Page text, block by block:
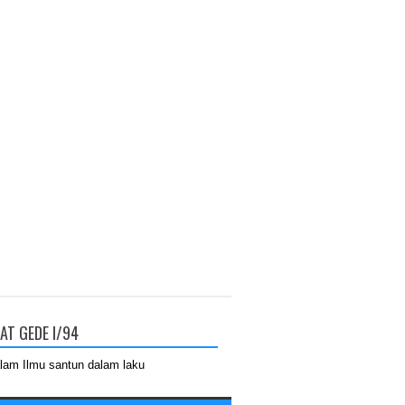
GEDE I/94
Ilmu santun dalam laku